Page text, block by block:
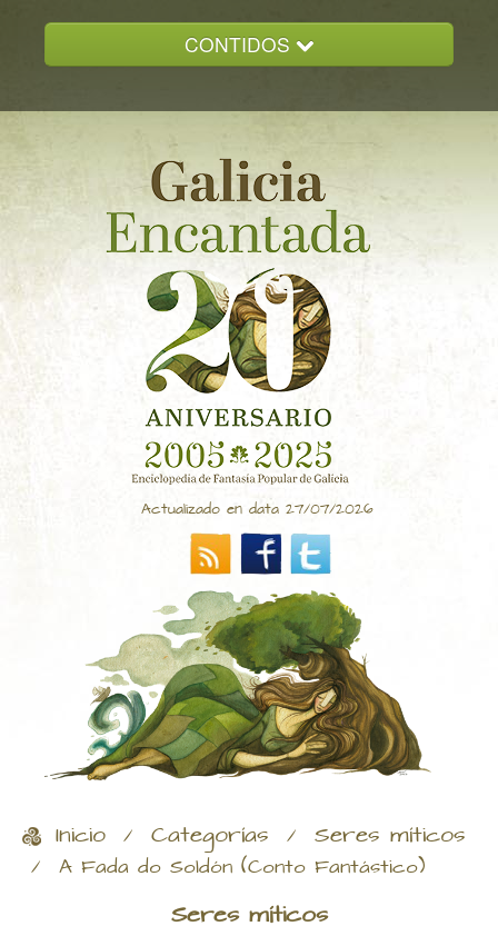
CONTIDOS
GALICIA ENCANTADA
DOCUMENTACION
NOVAS
CONTACTO
Actualizado en data 27/07/2026
Inicio / Categorías / Seres míticos
/ A Fada do Soldón (Conto Fantástico)
Seres míticos